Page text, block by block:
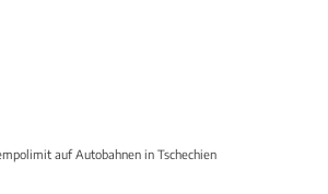
auf Autobahnen in Tschechien